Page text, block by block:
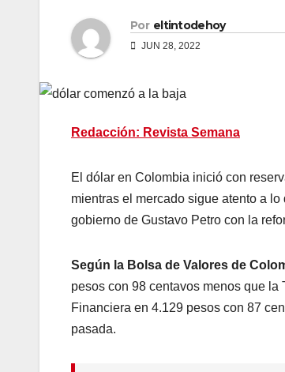
Por eltintodehoy
JUN 28, 2022
Redacción: Revista Semana
El dólar en Colombia inició con
mientras el mercado sigue atento a
gobierno de Gustavo Petro con la
Según la Bolsa de Valores de
pesos con 98 centavos menos que
Financiera en 4.129 pesos con 87
pasada.